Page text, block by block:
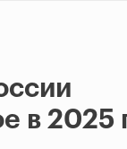
в 2025